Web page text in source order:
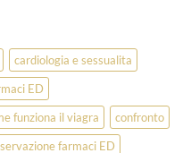
cardiologia e sessualita
ED
funziona il viagra
confronto
farmaci ED